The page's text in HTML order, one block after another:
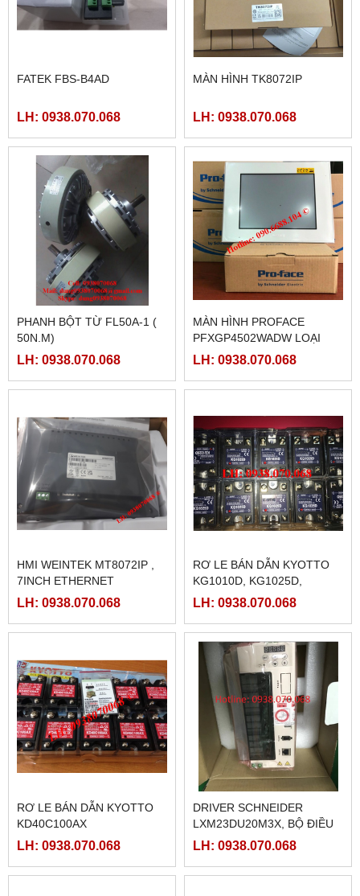
FATEK FBS-B4AD
LH: 0938.070.068
MÀN HÌNH TK8072IP
LH: 0938.070.068
PHANH BỘT TỪ FL50A-1 (
50N.M)
LH: 0938.070.068
MÀN HÌNH PROFACE
PFXGP4502WADW LOẠI
10INCH
LH: 0938.070.068
HMI WEINTEK MT8072IP ,
7INCH ETHERNET
LH: 0938.070.068
RƠ LE BÁN DẪN KYOTTO
KG1010D, KG1025D,
KG1040D VÀ KG1075D
LH: 0938.070.068
RƠ LE BÁN DẪN KYOTTO
KD40C100AX
LH: 0938.070.068
DRIVER SCHNEIDER
LXM23DU20M3X, BỘ ĐIỀU
KHIỂN SERVO
LH: 0938.070.068